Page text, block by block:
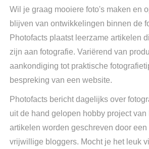
Wil je graag mooiere foto's maken en
blijven van ontwikkelingen binnen de
Photofacts plaatst leerzame artikelen
zijn aan fotografie. Variërend van
aankondiging tot praktische
bespreking van een website.
Photofacts bericht dagelijks over
uit de hand gelopen hobby project van
artikelen worden geschreven door een
vrijwillige bloggers. Mocht je het leuk